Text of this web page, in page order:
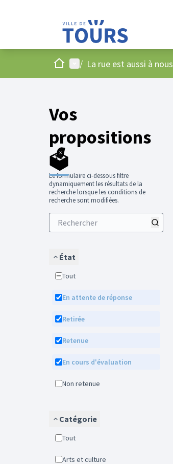
AccueilMenu principal
/ La rue est aussi à nous
Vos
propositions
🗳️
Le formulaire ci-dessous filtre
dynamiquement les résultats de la
recherche lorsque les conditions de
recherche sont modifiées.
État
Tout
En attente de réponse
Retirée
Retenue
En cours d'évaluation
Non retenue
Catégorie
Tout
Arts et culture